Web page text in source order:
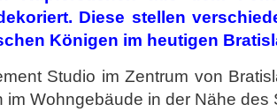
Diese stellen
Königen im heutigen
Studio im Zentrum von
im Wohngebäude in der Nähe des